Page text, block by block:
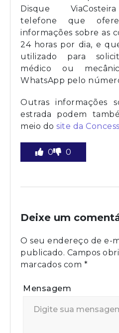
Disque
telefone que
informações sobre as
24 horas por dia, e
utilizado para
médico ou
WhatsApp pelo
Outras informações
estrada podem
meio do site da
0 0
Deixe um
O seu endereço de e-
publicado. Campos
marcados com *
Mensagem